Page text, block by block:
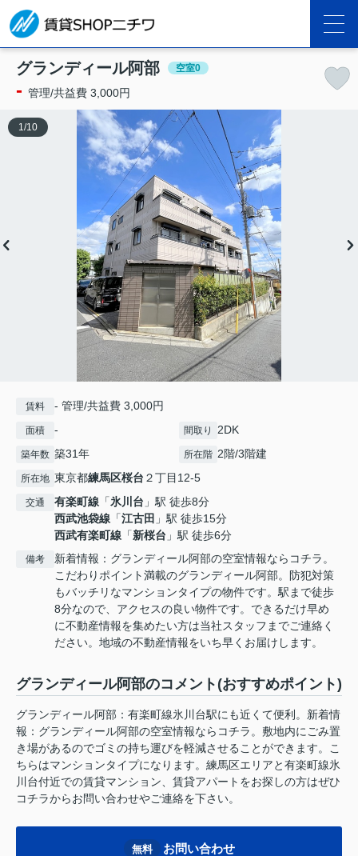
グランディール阿部 空室0
- 管理/共益費 3,000円
1 /10
賃料 - 管理/共益費 3,000円
面積 - 間取り 2DK
築年数 築31年 所在階 2階/3階建
所在地 東京都練馬区桜台 ２丁目12-5
交通 有楽町線 「氷川台 」駅 徒歩8分
西武池袋線 「江古田 」駅 徒歩15分
西武有楽町線 「新桜台 」駅 徒歩6分
備考
新着情報：グランディール阿部の空室情報ならコチラ。
こだわりポイント満載のグランディール阿部。防犯対策
もバッチリなマンションタイプの物件です。駅まで徒歩
8分なので、アクセスの良い物件です。できるだけ早め
に不動産情報を集めたい方は当社スタッフまでご連絡く
ださい。地域の不動産情報をいち早くお届けします。
グランディール阿部のコメント(おすすめポイント)
グランディール阿部：有楽町線氷川台駅にも近くて便利。新着情
報：グランディール阿部の空室情報ならコチラ。敷地内にごみ置
き場があるのでゴミの持ち運びを軽減させることができます。こ
ちらはマンションタイプになります。練馬区エリアと有楽町線氷
川台付近での賃貸マンション、賃貸アパートをお探しの方はぜひ
コチラからお問い合わせやご連絡を下さい。
無料 お問い合わせ